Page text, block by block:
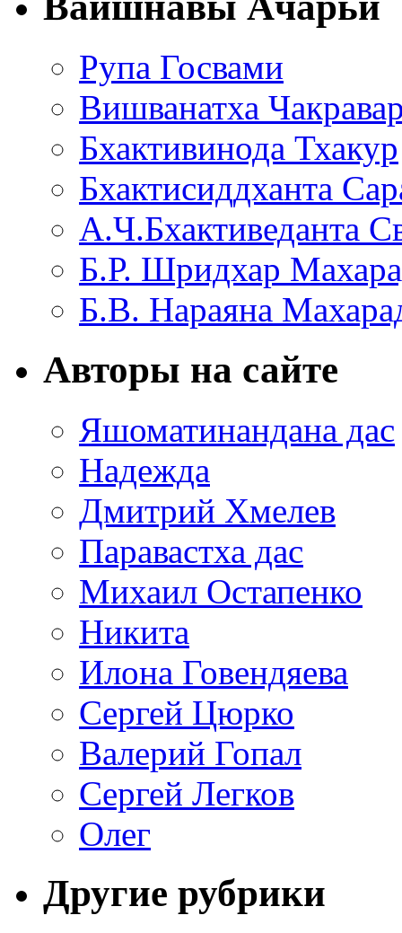
Рупа Госвами
Вишванатха
Бхактивинода Тхакур
Бхактисиддханта
А.Ч.Бхактиведанта
Б.Р. Шридхар
Б.В. Нараяна
Авторы на сайте
Яшоматинандана дас
Надежда
Дмитрий Хмелев
Паравастха дас
Михаил Остапенко
Никита
Илона Говендяева
Сергей Цюрко
Валерий Гопал
Сергей Легков
Олег
Другие рубрики